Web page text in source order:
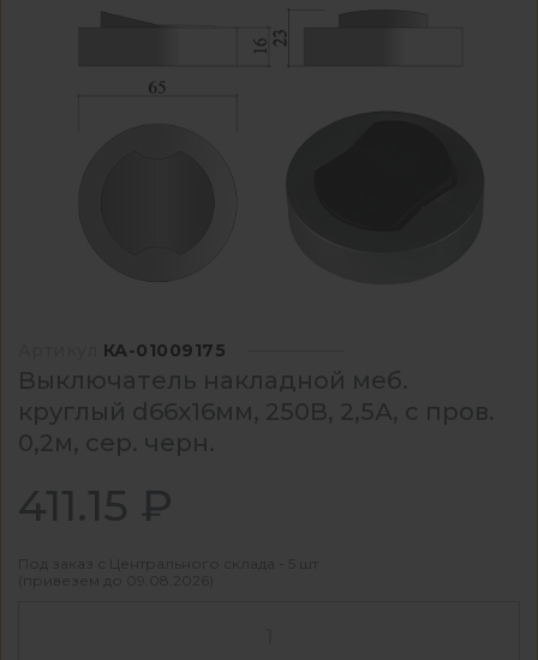
КА-01009175
Выключатель накладной меб.
круглый d66х16мм, 250В, 2,5А, с пров.
0,2м, сер. черн.
411.15 ₽
Под заказ с Центрального склада - 5 шт
(привезем до 09.08.2026)